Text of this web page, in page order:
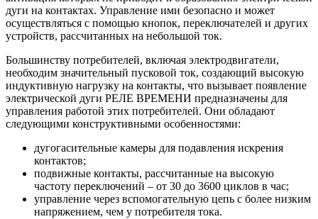
дуги на контактах. Управление ими безопасно и может
осуществляться с помощью кнопок, переключателей и других
устройств, рассчитанных на небольшой ток.
Большинству потребителей, включая электродвигатели,
необходим значительный пусковой ток, создающий высокую
индуктивную нагрузку на контакты, что вызывает появление
электрической дуги РЕЛЕ ВРЕМЕНИ предназначены для
управления работой этих потребителей. Они обладают
следующими конструктивными особенностями:
дугогасительные камеры для подавления искрения
контактов;
подвижные контакты, рассчитанные на высокую
частоту переключений – от 30 до 3600 циклов в час;
управление через вспомогательную цепь с более низким
напряжением, чем у потребителя тока.